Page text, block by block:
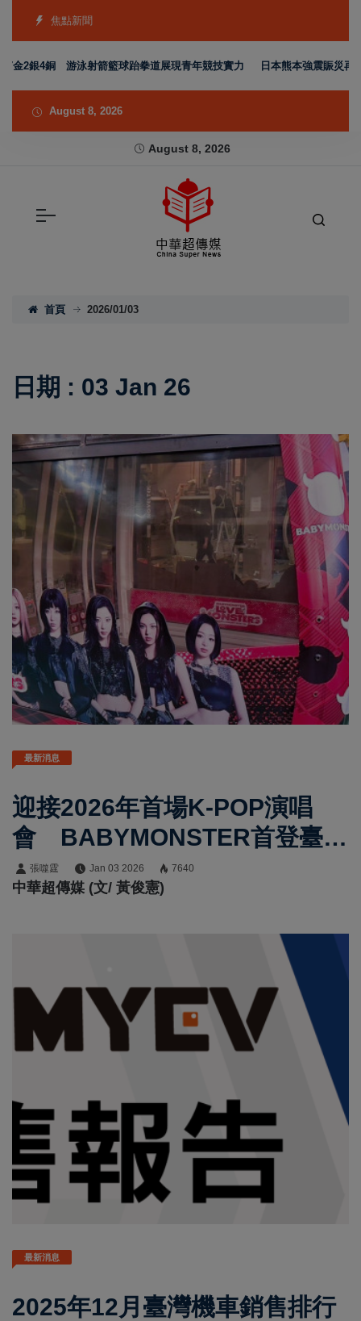
焦點新聞
銀4銅 游泳射箭籃球跆拳道展現青年競技實力 日本熊本強震賑災再獲支
August 8, 2026
August 8, 2026
首頁 2026/01/03
日期 : 03 Jan 26
最新消息
迎接2026年首場K-POP演唱
會 BABYMONSTER首登臺北
小巨蛋連唱兩天 應援熱潮一
路延伸至貓空纜車寶怪主題車
張噬霆 Jan 03 2026 7640
中華超傳媒 (文/ 黃俊憲)
最新消息
2025年12月臺灣機車銷售排行